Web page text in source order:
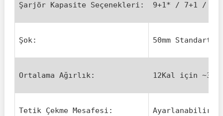
Şarjör Kapasite Seçenekleri: 9+1* / 7+1 /
Şok: 50mm Standart
Ortalama Ağırlık: 12Kal için ~3,4
Tetik Çekme Mesafesi: Ayarlanabilir